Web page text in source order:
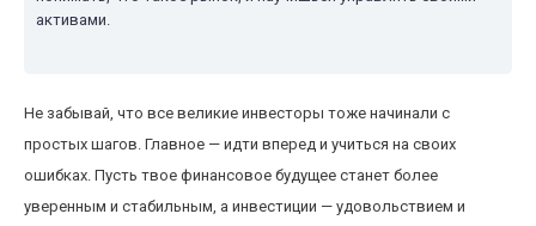
активами.
Не забывай, что все великие инвесторы тоже начинали с
простых шагов. Главное — идти вперед и учиться на своих
ошибках. Пусть твое финансовое будущее станет более
уверенным и стабильным, а инвестиции — удовольствием и